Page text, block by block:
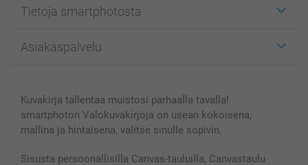
Kuvakortit
Kuvakirjat
Kännykkä & Tabletti
MyNameBook
Valokuvakehykset & Lisätarvikkeet
Tietoja smartphotosta
Affiliate ohjelma
Sivukartta
Ehdot/takuut
Asiakaspalvelu
smartbonus
Hinnat & maksutavat
Kuvakirja tallentaa muistosi parhaalla tavalla!
smartphoton Valokuvakirjoja on usean kokoisena,
mallina ja hintaisena, valitse sinulle sopivin.
Sisusta persoonallisilla Canvas-tauluilla, Canvastaulu